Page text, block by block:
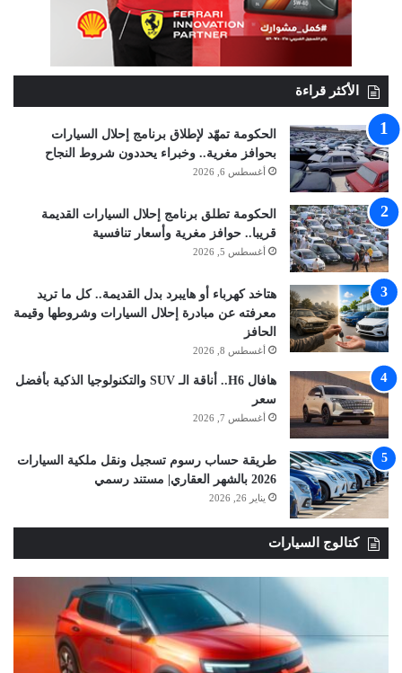
الأكثر قراءة
الحكومة تمهّد لإطلاق برنامج إحلال السيارات
بحوافز مغرية.. وخبراء يحددون شروط النجاح
أغسطس 6, 2026
الحكومة تطلق برنامج إحلال السيارات القديمة
قريبا.. حوافز مغرية وأسعار تنافسية
أغسطس 5, 2026
هتاخد كهرباء أو هايبرد بدل القديمة.. كل ما تريد
معرفته عن مبادرة إحلال السيارات وشروطها وقيمة
الحافز
أغسطس 8, 2026
هافال H6.. أناقة الـ SUV والتكنولوجيا الذكية بأفضل
سعر
أغسطس 7, 2026
طريقة حساب رسوم تسجيل ونقل ملكية السيارات
2026 بالشهر العقاري| مستند رسمي
يناير 26, 2026
كتالوج السيارات